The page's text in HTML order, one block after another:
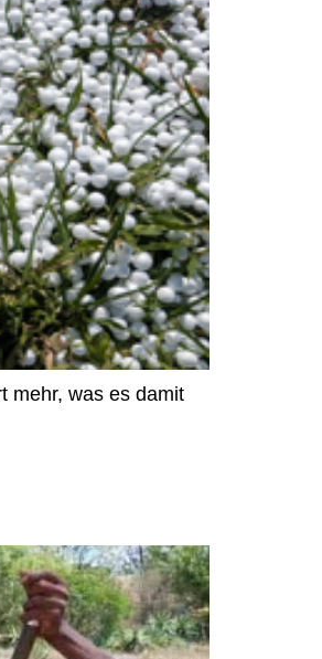
mehr, was es damit